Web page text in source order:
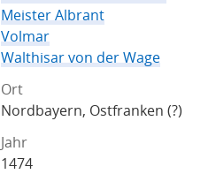
Meister Albrant
Volmar
Walthisar von der Wage
Ort
Nordbayern, Ostfranken (?)
Jahr
1474